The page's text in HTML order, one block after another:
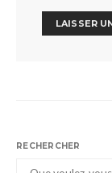
RECHERCHER